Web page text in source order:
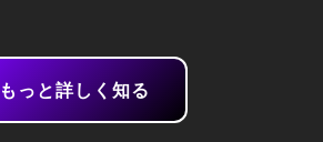
もっと詳しく知る